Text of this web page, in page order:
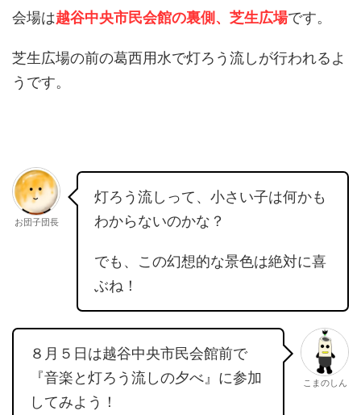
会場は越谷中央市民会館の裏側、芝生広場です。
芝生広場の前の葛西用水で灯ろう流しが行われるよ
うです。
お団子団長
灯ろう流しって、小さい子は何かも
わからないのかな？
でも、この幻想的な景色は絶対に喜
ぶね！
８月５日は越谷中央市民会館前で
『音楽と灯ろう流しの夕べ』に参加
してみよう！
こまのしん